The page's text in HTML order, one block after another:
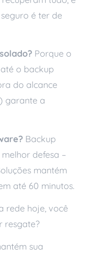
é ter de
Porque o
o backup
do alcance
garante a
Backup
defesa –
mantém
até 60 minutos.
rede hoje, você
resgate?
sua